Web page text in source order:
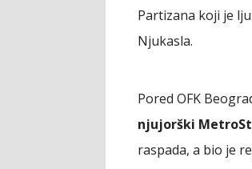
Partizana koji je
Njukasla.
Pored OFK
njujorški
raspada, a bio je